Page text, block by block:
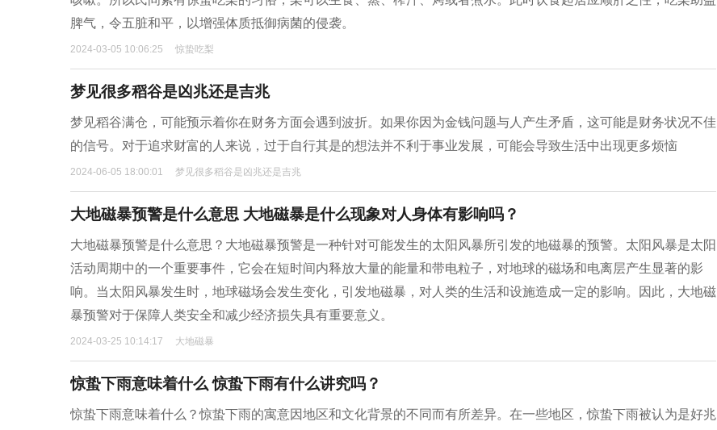
脾气，令五脏和平，以增强体质抵御病菌的侵袭。
2024-03-05 10:06:25 惊蛰吃梨
梦见很多稻谷是凶兆还是吉兆
梦见稻谷满仓，可能预示着你在财务方面会遇到波折。如果你因为金钱问题与人产生矛盾，这可能是财务状况不佳
的信号。对于追求财富的人来说，过于自行其是的想法并不利于事业发展，可能会导致生活中出现更多烦恼
2024-06-05 18:00:01 梦见很多稻谷是凶兆还是吉兆
大地磁暴预警是什么意思 大地磁暴是什么现象对人身体有影响吗？
大地磁暴预警是什么意思？大地磁暴预警是一种针对可能发生的太阳风暴所引发的地磁暴的预警。太阳风暴是太阳
活动周期中的一个重要事件，它会在短时间内释放大量的能量和带电粒子，对地球的磁场和电离层产生显著的影
响。当太阳风暴发生时，地球磁场会发生变化，引发地磁暴，对人类的生活和设施造成一定的影响。因此，大地磁
暴预警对于保障人类安全和减少经济损失具有重要意义。
2024-03-25 10:14:17 大地磁暴
惊蛰下雨意味着什么 惊蛰下雨有什么讲究吗？
惊蛰下雨意味着什么？惊蛰下雨的寓意因地区和文化背景的不同而有所差异。在一些地区，惊蛰下雨被认为是好兆